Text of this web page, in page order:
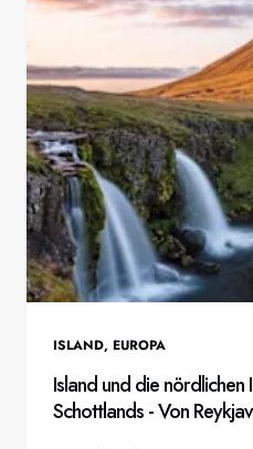
Deutschland
Schweden
Dänemark
Norwegen
ISLAND, EUROPA
Island und die nördlichen
Schottlands - Von